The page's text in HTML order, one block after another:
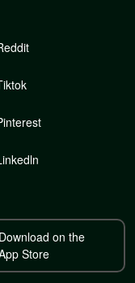
Download on the
Store